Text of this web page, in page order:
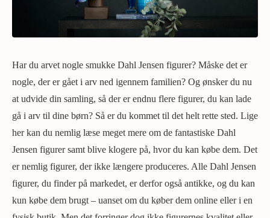
Har du arvet nogle smukke Dahl Jensen figurer? Måske det er
nogle, der er gået i arv ned igennem familien? Og ønsker du nu
at udvide din samling, så der er endnu flere figurer, du kan lade
gå i arv til dine børn? Så er du kommet til det helt rette sted. Lige
her kan du nemlig læse meget mere om de fantastiske Dahl
Jensen figurer samt blive klogere på, hvor du kan købe dem. Det
er nemlig figurer, der ikke længere produceres. Alle Dahl Jensen
figurer, du finder på markedet, er derfor også antikke, og du kan
kun købe dem brugt – uanset om du køber dem online eller i en